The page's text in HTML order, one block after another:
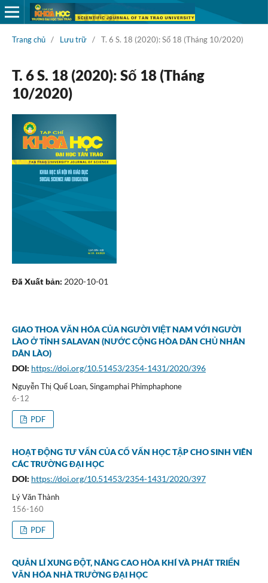
Trang chủ / Lưu trữ / T. 6 S. 18 (2020): Số 18 (Tháng 10/2020)
T. 6 S. 18 (2020): Số 18 (Tháng
10/2020)
Đã Xuất bản: 2020-10-01
GIAO THOA VĂN HÓA CỦA NGƯỜI VIỆT NAM VỚI NGƯỜI
LÀO Ở TỈNH SALAVAN (NƯỚC CỘNG HÒA DÂN CHỦ NHÂN
DÂN LÀO)
DOI: https://doi.org/10.51453/2354-1431/2020/396
Nguyễn Thị Quế Loan, Singamphai Phimphaphone
6-12
PDF
HOẠT ĐỘNG TƯ VẤN CỦA CỐ VẤN HỌC TẬP CHO SINH VIÊN
CÁC TRƯỜNG ĐẠI HỌC
DOI: https://doi.org/10.51453/2354-1431/2020/397
Lý Văn Thành
156-160
PDF
QUẢN LÍ XUNG ĐỘT, NÂNG CAO HÒA KHÍ VÀ PHÁT TRIỂN
VĂN HÓA NHÀ TRƯỜNG ĐẠI HỌC